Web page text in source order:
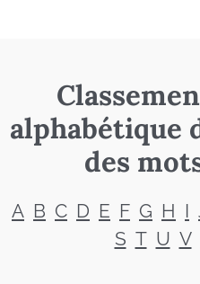
alphabétique
des
A B C D E F G H I
S T U V